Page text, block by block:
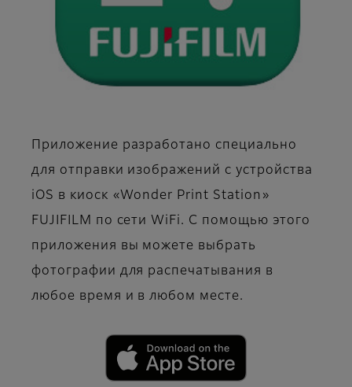
Приложение разработано специально
для отправки изображений с устройства
iOS в киоск «Wonder Print Station»
FUJIFILM по сети WiFi. С помощью этого
приложения вы можете выбрать
фотографии для распечатывания в
любое время и в любом месте.